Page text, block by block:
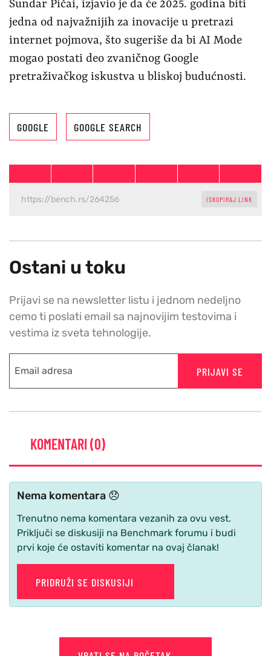
Sundar Pičai, izjavio je da će 2025. godina biti
jedna od najvažnijih za inovacije u pretrazi
internet pojmova, što sugeriše da bi AI Mode
mogao postati deo zvaničnog Google
pretraživačkog iskustva u bliskoj budućnosti.
GOOGLE GOOGLE SEARCH
ISKOPIRAJ LINK
Ostani u toku
Prijavi se na newsletter listu i jednom nedeljno
cemo ti poslati email sa najnovijim testovima i
vestima iz sveta tehnologije.
PRIJAVI SE
KOMENTARI (0)
Nema komentara 😞
Trenutno nema komentara vezanih za ovu vest.
Priključi se diskusiji na Benchmark forumu i budi
prvi koje će ostaviti komentar na ovaj članak!
PRIDRUŽI SE DISKUSIJI